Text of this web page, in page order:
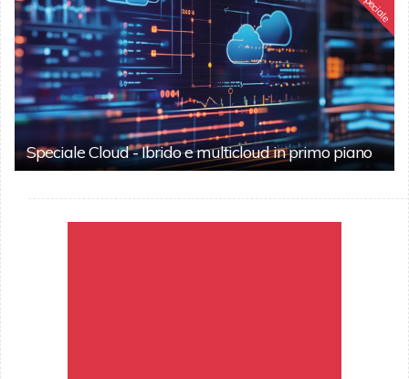
Speciale Cloud - Ibrido e multicloud in primo piano